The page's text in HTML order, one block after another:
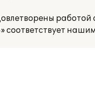
соответствует